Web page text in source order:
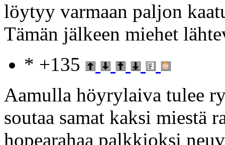
löytyy varmaan paljon
Tämän jälkeen miehet
* +135
Aamulla höyrylaiva tulee
soutaa samat kaksi miestä
hopearahaa palkkioksi